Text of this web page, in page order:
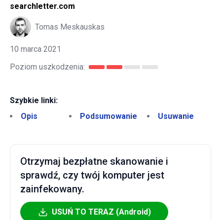
searchletter.com
Tomas Meskauskas
10 marca 2021
Poziom uszkodzenia:
Szybkie linki:
Opis
Podsumowanie Usuwanie
Otrzymaj bezpłatne skanowanie i
sprawdź, czy twój komputer jest
zainfekowany.
USUŃ TO TERAZ (Android)